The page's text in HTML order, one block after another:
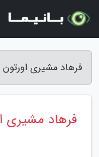
فرهاد مشیری
فرهاد مشیری